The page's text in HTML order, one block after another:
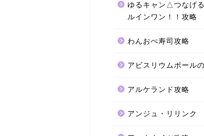
ゆるキャン△つなげ
ルインワン！！攻略
わんおぺ寿司攻略
アビスリウムポール
アルケランド攻略
アンジュ・リリンク